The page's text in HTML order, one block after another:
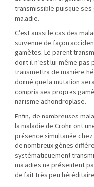
transmissible puisque
maladie.
C’est aussi le cas des
survenue de façon
gamètes. Le parent
dont il n’est lui-même pas
transmettra de manière
donné que la mutation
compris ses propres
nanisme achondroplase.
Enfin, de nombreuses
la maladie de Crohn ont
présence simultanée chez
de nombreux gènes
systématiquement
maladies ne présentent
de fait très peu